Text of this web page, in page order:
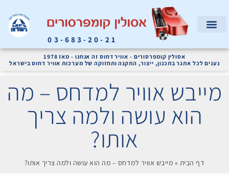
03-683-20-21
אסולין קומפרסורים - אוויר דחוס זה אנחנו - מאז 1978
נענים לכל אתגר בתכנון, ייצור, התקנה ותחזוקה של מערכות אוויר דחוס בישראל
מייבש אוויר למדחס – מה
הוא עושה ולמה צריך
אותו?
דף הבית » מייבש אוויר למדחס – מה הוא עושה ולמה צריך אותו?